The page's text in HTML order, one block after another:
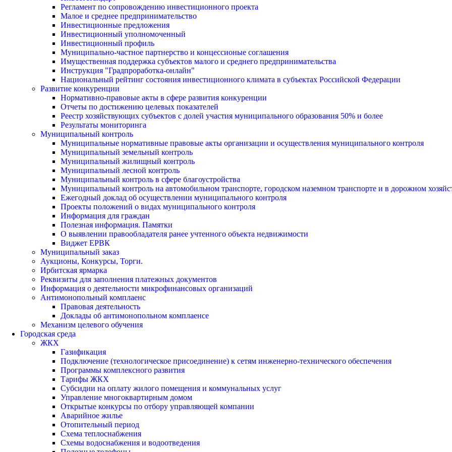
Регламент по сопровождению инвестиционного проекта
Малое и среднее предпринимательство
Инвестиционные предложения
Инвестиционный уполномоченный
Инвестиционный профиль
Муниципально-частное партнерство и концессионые соглашения
Имущественная поддержка субъектов малого и среднего предпринимательства
Инструкция "Градпроработка-онлайн"
Национальный рейтинг состояния инвестиционного климата в субъектах Российской Федерации
Развитие конкуренции
Нормативно-правовые акты в сфере развития конкуренции
Отчеты по достижению целевых показателей
Реестр хозяйствующих субъектов с долей участия муниципального образования 50% и более
Результаты мониторинга
Муниципальный контроль
Муниципальные нормативные правовые акты организации и осуществления муниципального контроля
Муниципальный земельный контроль
Муниципальный жилищный контроль
Муниципальный лесной контроль
Муниципальный контроль в сфере благоустройства
Муниципальный контроль на автомобильном транспорте, городском наземном транспорте и в дорожном
Ежегодный доклад об осуществлении муниципального контроля
Проекты положений о видах муниципального контроля
Информация для граждан
Полезная информация. Памятки
О выявлении правообладателя ранее учтенного объекта недвижимости
Виджет ЕРВК
Муниципальный заказ
Аукционы, Конкурсы, Торги.
Ирбитская ярмарка
Реквизиты для заполнения платежных документов
Информация о деятельности микрофинансовых организаций
Антимонопольный комплаенс
Правовая деятельность
Доклады об антимонопольном комплаенсе
Механизм целевого обучения
Городская среда
ЖКХ
Газификация
Подключение (технологическое присоединение) к сетям инженерно-технического обеспечения
Программы комплексного развития
Тарифы ЖКХ
Субсидии на оплату жилого помещения и коммунальных услуг
Управление многоквартирным домом
Открытые конкурсы по отбору управляющей компании
Аварийное жилье
Отопительный период
Схема теплоснабжения
Схемы водоснабжения и водоотведения